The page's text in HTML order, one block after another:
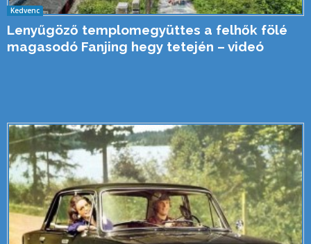
Kedvenc
Lenyűgöző templomegyüttes a felhők fölé
magasodó Fanjing hegy tetején – videó